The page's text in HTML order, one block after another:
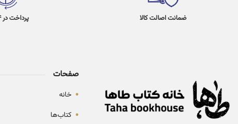
ضمانت اصالت کالا پرداخت در 4 قسط
صفحات
• خانه
• کتاب‌ها